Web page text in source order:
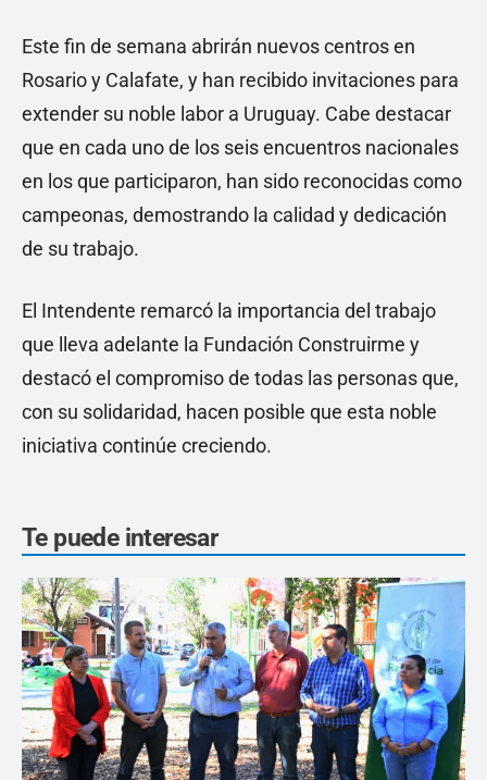
Este fin de semana abrirán nuevos centros en
Rosario y Calafate, y han recibido invitaciones para
extender su noble labor a Uruguay. Cabe destacar
que en cada uno de los seis encuentros nacionales
en los que participaron, han sido reconocidas como
campeonas, demostrando la calidad y dedicación
de su trabajo.
El Intendente remarcó la importancia del trabajo
que lleva adelante la Fundación Construirme y
destacó el compromiso de todas las personas que,
con su solidaridad, hacen posible que esta noble
iniciativa continúe creciendo.
Te puede interesar